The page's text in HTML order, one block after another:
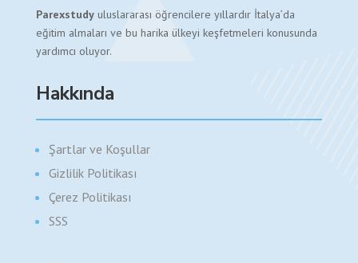
Parexstudyuluslararası öğrencilere yıllardır İtalya’da
eğitim almaları ve bu harika ülkeyi keşfetmeleri konusunda
yardımcı oluyor.
Hakkında
Şartlar ve Koşullar
Gizlilik Politikası
Çerez Politikası
SSS